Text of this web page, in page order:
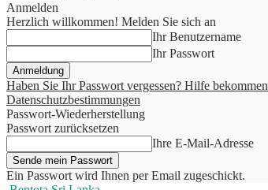
Anmelden
Herzlich willkommen! Melden Sie sich an
Ihr Benutzername
Ihr Passwort
Haben Sie Ihr Passwort vergessen? Hilfe bekommen
Datenschutzbestimmungen
Passwort-Wiederherstellung
Passwort zurücksetzen
Ihre E-Mail-Adresse
Ein Passwort wird Ihnen per Email zugeschickt.